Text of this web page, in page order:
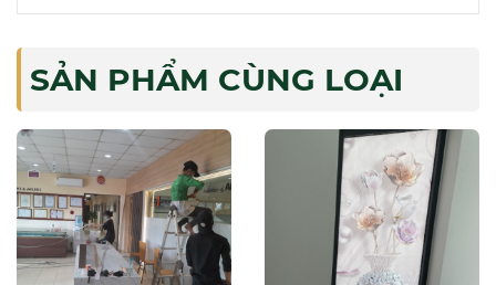
SẢN PHẨM CÙNG LOẠI